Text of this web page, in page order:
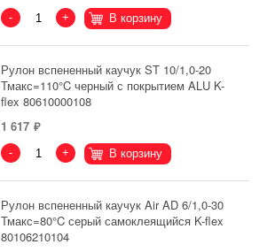
- + В корзину
Рулон вспененный каучук ST 10/1,0-20
Тмакс=110°C черный с покрытием ALU K-
flex 80610000108
1 617
- + В корзину
Рулон вспененный каучук Air AD 6/1,0-30
Тмакс=80°C серый самоклеящийся K-flex
80106210104